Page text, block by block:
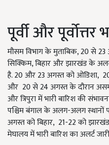
पूर्वी और पूर्वोत्तर
मौसम विभाग के मुताबिक, 20 से 23
सिक्किम, बिहार और झारखंड के
है. 20 और 23 अगस्त को ओडिशा,
और 20 से 24 अगस्त के दौरान
और त्रिपुरा में भारी बारिश की
पश्चिम बंगाल के अलग-अलग स्थानों
अगस्त को बिहार, 21-22 को
मेघालय में भारी बारिश का अलर्ट